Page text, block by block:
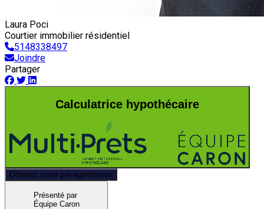
Laura Poci
Courtier immobilier résidentiel
5148338497
Joindre
Partager
Calculatrice hypothécaire
Obtenez votre pré-approbation
Présenté par
Équipe Caron